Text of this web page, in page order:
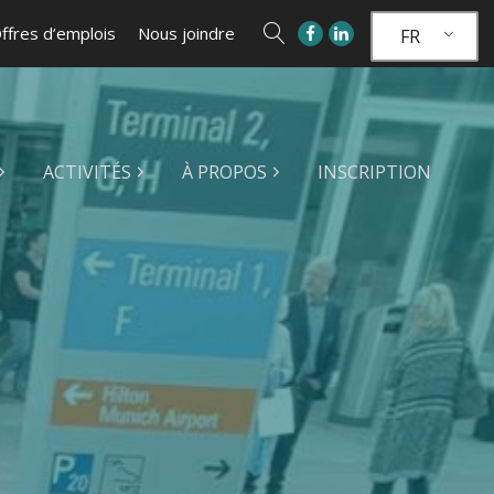
d’emplois Nous joindre FR
ACTIVITÉS À PROPOS INSCRIPTION